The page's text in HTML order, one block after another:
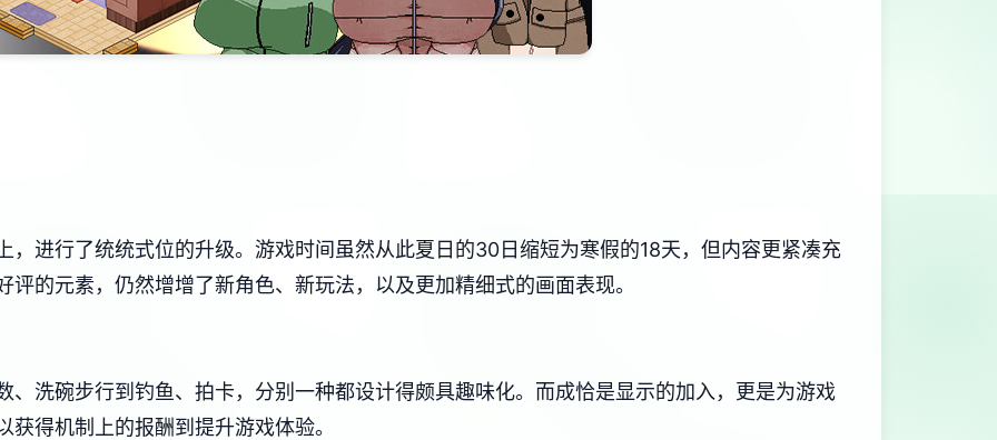
，进行了统统式位的升级。游戏时间虽然从此夏日的30日缩短为寒假的18天，但内容更紧凑充
的元素，仍然增增了​​新角色、新玩法​​，以及更加精细式的画面表现。
、洗碗步行到钓鱼、拍卡，分别一种都设计得颇具趣味化。而​​成恰是显示的加入​​，更是为游戏
得机制上的报酬到提升游戏体验。